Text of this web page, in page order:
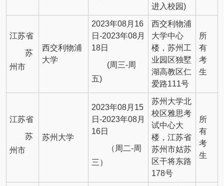
进入校园)
江苏省
苏
州市
西交利物浦
大学
2023年08月16
日-2023年08月
18日
(周三-周
五)
西交利物浦
大学中心
楼，苏州工
业园区独墅
湖高教区仁
爱路111号
所
有
考
生
江苏省
苏
州市
苏州大学
2023年08月15
日-2023年08月
16日
（周二-周
三）
苏州大学北
校区雅思考
试中心大
楼，江苏省
苏州市姑苏
区干将东路
178号
所
有
考
生